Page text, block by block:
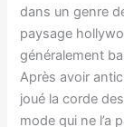
dans un genre
paysage
généralement
Après avoir
joué la corde
mode qui ne l’a